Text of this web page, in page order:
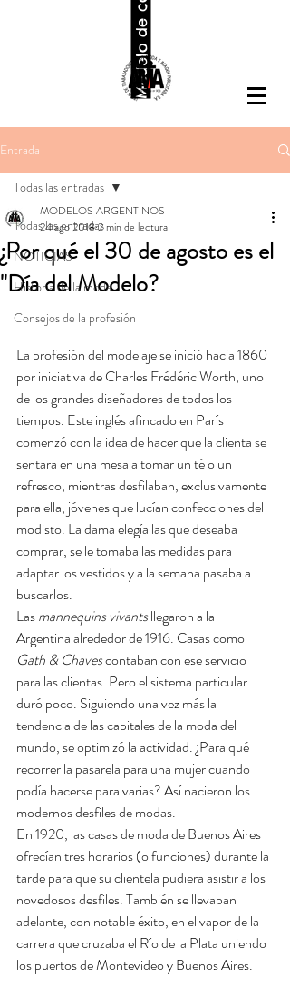
Entrada
Todas las entradas
NOTICIAS
Historia de la moda
Consejos de la profesión
Todas las entradas
¿Por qué el 30 de agosto es el
"Día del Modelo?
MODELOS ARGENTINOS
24 ago 20182 min de lectura
La profesión del modelaje se inició hacia 1860
por iniciativa de Charles Frédéric Worth, uno
de los grandes diseñadores de todos los
tiempos. Este inglés afincado en París
comenzó con la idea de hacer que la clienta se
sentara en una mesa a tomar un té o un
refresco, mientras desfilaban, exclusivamente
para ella, jóvenes que lucían confecciones del
modisto. La dama elegía las que deseaba
comprar, se le tomaba las medidas para
adaptar los vestidos y a la semana pasaba a
buscarlos.
Las mannequins vivants llegaron a la
Argentina alrededor de 1916. Casas como
Gath & Chaves contaban con ese servicio
para las clientas. Pero el sistema particular
duró poco. Siguiendo una vez más la
tendencia de las capitales de la moda del
mundo, se optimizó la actividad. ¿Para qué
recorrer la pasarela para una mujer cuando
podía hacerse para varias? Así nacieron los
modernos desfiles de modas.
En 1920, las casas de moda de Buenos Aires
ofrecían tres horarios (o funciones) durante la
tarde para que su clientela pudiera asistir a los
novedosos desfiles. También se llevaban
adelante, con notable éxito, en el vapor de la
carrera que cruzaba el Río de la Plata uniendo
los puertos de Montevideo y Buenos Aires.